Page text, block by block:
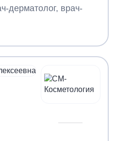
дерматолог, врач-